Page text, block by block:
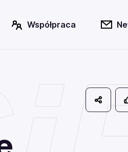
Współpraca